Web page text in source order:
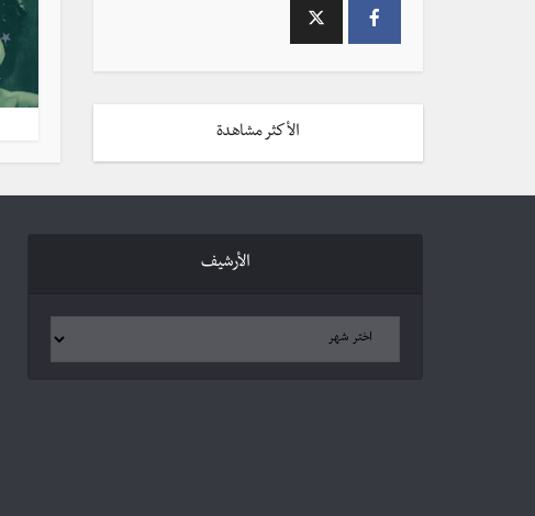
الأكثر مشاهدة
الأرشيف